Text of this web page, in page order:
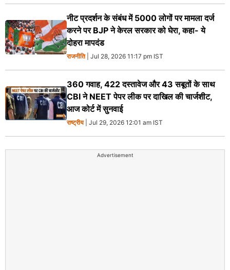
नीट प्रदर्शन के संबंध में 5000 लोगों पर मामला दर्ज
करने पर BJP ने केरल सरकार को घेरा, कहा- ये
दोहरा मापदंड
राजनीति| Jul 28, 2026 11:17 pm IST
360 गवाह, 422 दस्तावेज और 43 सबूतों के साथ
CBI ने NEET पेपर लीक पर दाखिल की चार्जशीट,
आज कोर्ट में सुनवाई
राष्ट्रीय| Jul 29, 2026 12:01 am IST
Advertisement